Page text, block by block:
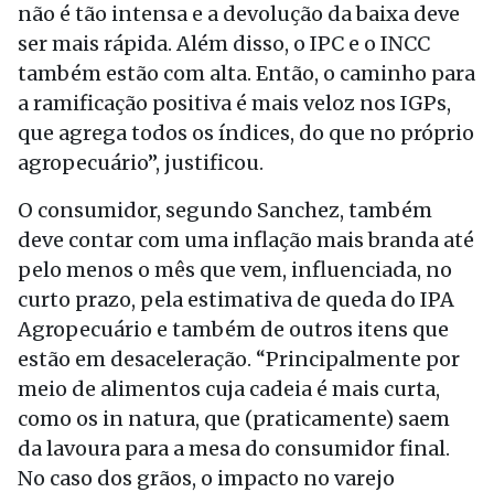
não é tão intensa e a devolução da baixa deve
ser mais rápida. Além disso, o IPC e o INCC
também estão com alta. Então, o caminho para
a ramificação positiva é mais veloz nos IGPs,
que agrega todos os índices, do que no próprio
agropecuário”, justificou.
O consumidor, segundo Sanchez, também
deve contar com uma inflação mais branda até
pelo menos o mês que vem, influenciada, no
curto prazo, pela estimativa de queda do IPA
Agropecuário e também de outros itens que
estão em desaceleração. “Principalmente por
meio de alimentos cuja cadeia é mais curta,
como os in natura, que (praticamente) saem
da lavoura para a mesa do consumidor final.
No caso dos grãos, o impacto no varejo